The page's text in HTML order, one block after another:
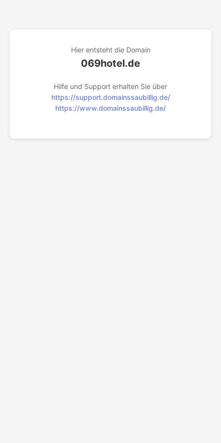
Hier entsteht die Domain
069hotel.de
Hilfe und Support erhalten Sie über
https://support.domainssaubillig.de/
https://www.domainssaubillig.de/